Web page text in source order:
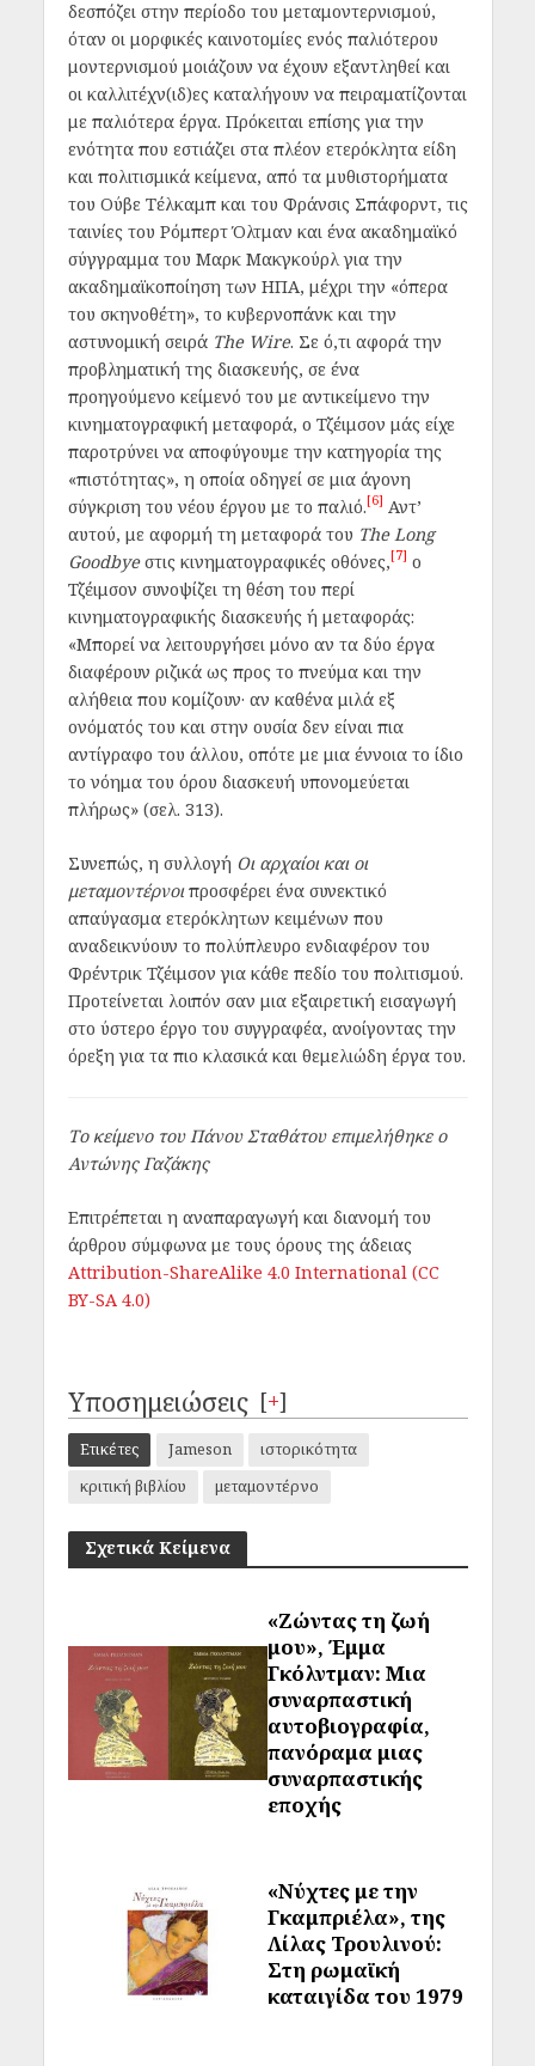
δεσπόζει στην περίοδο του μεταμοντερνισμού,
όταν οι μορφικές καινοτομίες ενός παλιότερου
μοντερνισμού μοιάζουν να έχουν εξαντληθεί και
οι καλλιτέχν(ιδ)ες καταλήγουν να πειραματίζονται
με παλιότερα έργα. Πρόκειται επίσης για την
ενότητα που εστιάζει στα πλέον ετερόκλητα είδη
και πολιτισμικά κείμενα, από τα μυθιστορήματα
του Ούβε Τέλκαμπ και του Φράνσις Σπάφορντ, τις
ταινίες του Ρόμπερτ Όλτμαν και ένα ακαδημαϊκό
σύγγραμμα του Μαρκ Μακγκούρλ για την
ακαδημαϊκοποίηση των ΗΠΑ, μέχρι την «όπερα
του σκηνοθέτη», το κυβερνοπάνκ και την
αστυνομική σειρά The Wire. Σε ό,τι αφορά την
προβληματική της διασκευής, σε ένα
προηγούμενο κείμενό του με αντικείμενο την
κινηματογραφική μεταφορά, ο Τζέιμσον μάς είχε
παροτρύνει να αποφύγουμε την κατηγορία της
«πιστότητας», η οποία οδηγεί σε μια άγονη
σύγκριση του νέου έργου με το παλιό.[6] Αντ’
αυτού, με αφορμή τη μεταφορά του The Long
Goodbyeστις κινηματογραφικές οθόνες,[7] ο
Τζέιμσον συνοψίζει τη θέση του περί
κινηματογραφικής διασκευής ή μεταφοράς:
«Μπορεί να λειτουργήσει μόνο αν τα δύο έργα
διαφέρουν ριζικά ως προς το πνεύμα και την
αλήθεια που κομίζουν· αν καθένα μιλά εξ
ονόματός του και στην ουσία δεν είναι πια
αντίγραφο του άλλου, οπότε με μια έννοια το ίδιο
το νόημα του όρου διασκευή υπονομεύεται
πλήρως» (σελ. 313).
Συνεπώς, η συλλογή Οι αρχαίοι και οι
μεταμοντέρνοιπροσφέρει ένα συνεκτικό
απαύγασμα ετερόκλητων κειμένων που
αναδεικνύουν το πολύπλευρο ενδιαφέρον του
Φρέντρικ Τζέιμσον για κάθε πεδίο του πολιτισμού.
Προτείνεται λοιπόν σαν μια εξαιρετική εισαγωγή
στο ύστερο έργο του συγγραφέα, ανοίγοντας την
όρεξη για τα πιο κλασικά και θεμελιώδη έργα του.
Το κείμενο του Πάνου Σταθάτου επιμελήθηκε ο
Αντώνης Γαζάκης
Επιτρέπεται η αναπαραγωγή και διανομή του
άρθρου σύμφωνα με τους όρους της άδειας
Attribution-ShareAlike 4.0 International (CC
BY-SA 4.0)
Υποσημειώσεις [+]
Ετικέτες Jameson
ιστορικότητα
κριτική βιβλίου
μεταμοντέρνο
Σχετικά Κείμενα
«Ζώντας τη ζωή
μου», Έμμα
Γκόλντμαν: Μια
συναρπαστική
αυτοβιογραφία,
πανόραμα μιας
συναρπαστικής
εποχής
«Νύχτες με την
Γκαμπριέλα», της
Λίλας Τρουλινού:
Στη ρωμαϊκή
καταιγίδα του 1979